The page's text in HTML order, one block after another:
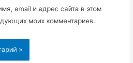
email и адрес сайта в этом
моих комментариев.